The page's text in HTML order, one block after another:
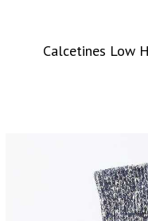
Calcetines Low